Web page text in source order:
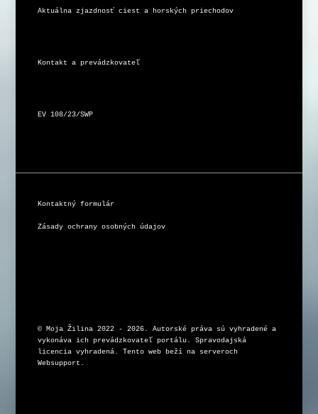
Aktuálna zjazdnosť ciest a horských priechodov
Kontakt a prevádzkovateľ
EV 108/23/SWP
Kontaktný formulár
Zásady ochrany osobných údajov
© Moja Žilina 2022 - 2026. Autorské práva sú vyhradené a
vykonáva ich prevádzkovateľ portálu. Spravodajská
licencia vyhradená. Tento web beží na serveroch